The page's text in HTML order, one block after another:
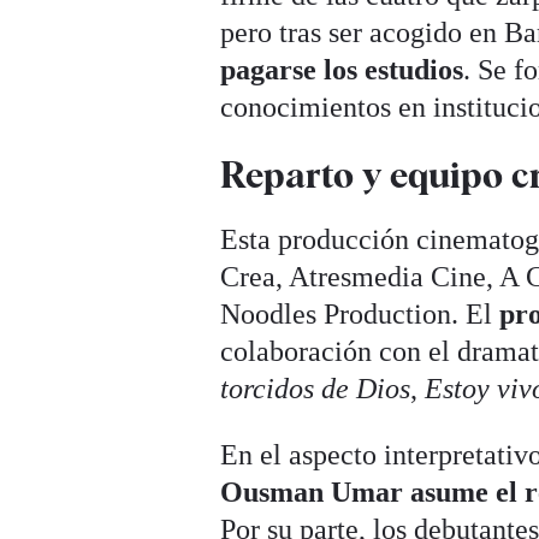
pero tras ser acogido en
pagarse los estudios. Se
conocimientos en
Reparto y equipo
Esta producción
Crea, Atresmedia Cine, A
Noodles Production. El
colaboración con el
torcidos de Dios,Estoy
En el aspecto
Ousman Umar asume el
Por su parte, los